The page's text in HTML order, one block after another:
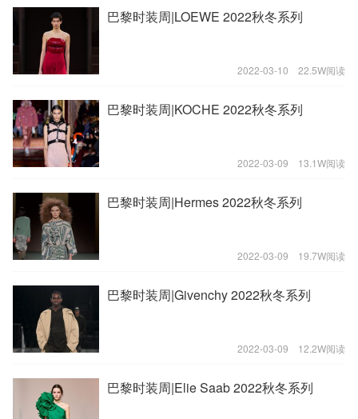
巴黎时装周|LOEWE 2022秋冬系列
2022-03-10 22.5W阅读
巴黎时装周|KOCHE 2022秋冬系列
2022-03-09 13.1W阅读
巴黎时装周|Hermes 2022秋冬系列
2022-03-09 19.7W阅读
巴黎时装周|Givenchy 2022秋冬系列
2022-03-09 12.2W阅读
巴黎时装周|Elie Saab 2022秋冬系列